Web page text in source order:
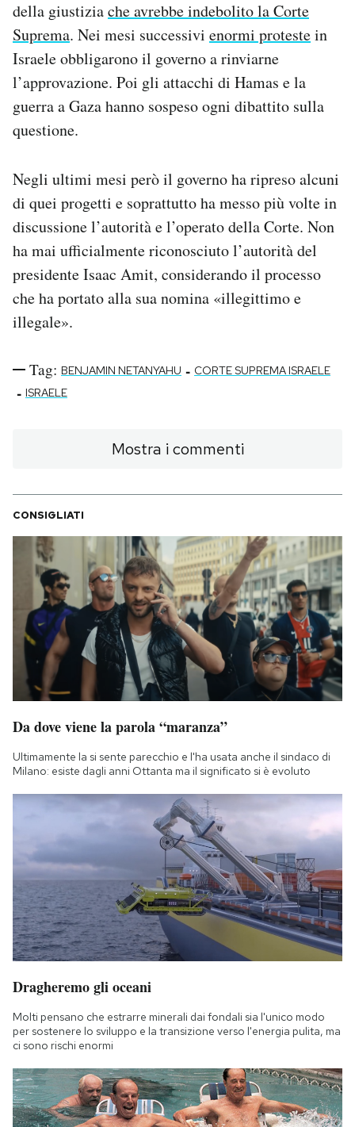
della giustiziache avrebbe indebolito la Corte
Suprema. Nei mesi successivi enormi protestein
Israele obbligarono il governo a rinviarne
l’approvazione. Poi gli attacchi di Hamas e la
guerra a Gaza hanno sospeso ogni dibattito sulla
questione.
Negli ultimi mesi però il governo ha ripreso alcuni
di quei progetti e soprattutto ha messo più volte in
discussione l’autorità e l’operato della Corte. Non
ha mai ufficialmente riconosciuto l’autorità del
presidente Isaac Amit, considerando il processo
che ha portato alla sua nomina «illegittimo e
illegale».
Tag: BENJAMIN NETANYAHU - CORTE SUPREMA ISRAELE
- ISRAELE
Mostra i commenti
CONSIGLIATI
Da dove viene la parola “maranza”
Ultimamente la si sente parecchio e l'ha usata anche il sindaco di
Milano: esiste dagli anni Ottanta ma il significato si è evoluto
Dragheremo gli oceani
Molti pensano che estrarre minerali dai fondali sia l'unico modo
per sostenere lo sviluppo e la transizione verso l'energia pulita, ma
ci sono rischi enormi